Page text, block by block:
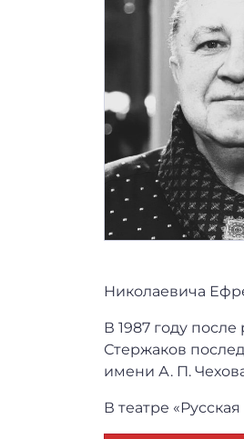
Николаевича
В 1987 году
Стержаков
имени А. П.
В театре